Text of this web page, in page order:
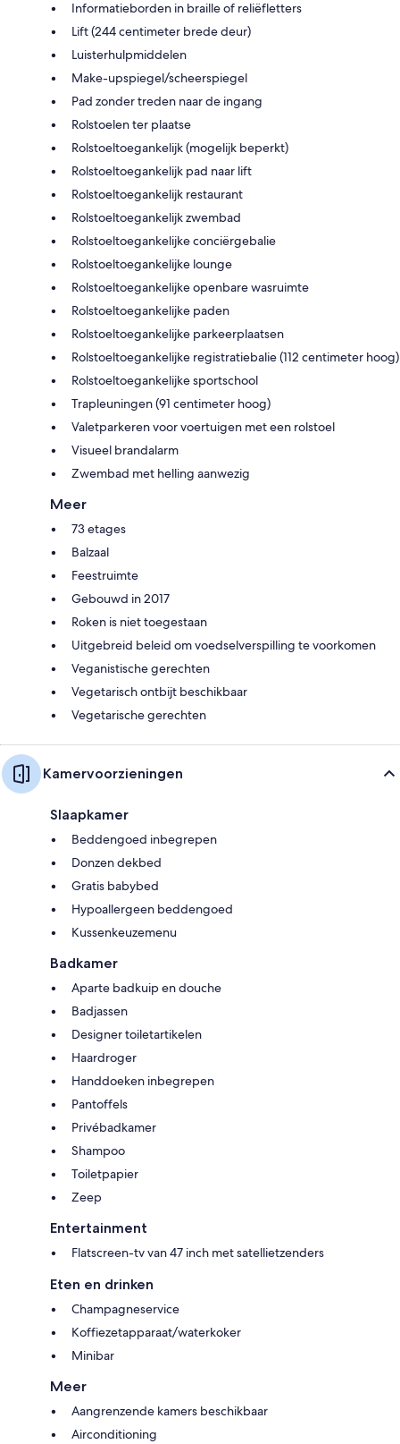
Informatieborden in braille of reliëfletters
Lift (244 centimeter brede deur)
Luisterhulpmiddelen
Make-upspiegel/scheerspiegel
Pad zonder treden naar de ingang
Rolstoelen ter plaatse
Rolstoeltoegankelijk (mogelijk beperkt)
Rolstoeltoegankelijk pad naar lift
Rolstoeltoegankelijk restaurant
Rolstoeltoegankelijk zwembad
Rolstoeltoegankelijke conciërgebalie
Rolstoeltoegankelijke lounge
Rolstoeltoegankelijke openbare wasruimte
Rolstoeltoegankelijke paden
Rolstoeltoegankelijke parkeerplaatsen
Rolstoeltoegankelijke registratiebalie (112 centimeter hoog)
Rolstoeltoegankelijke sportschool
Trapleuningen (91 centimeter hoog)
Valetparkeren voor voertuigen met een rolstoel
Visueel brandalarm
Zwembad met helling aanwezig
Meer
73 etages
Balzaal
Feestruimte
Gebouwd in 2017
Roken is niet toegestaan
Uitgebreid beleid om voedselverspilling te voorkomen
Veganistische gerechten
Vegetarisch ontbijt beschikbaar
Vegetarische gerechten
Kamervoorzieningen
Slaapkamer
Beddengoed inbegrepen
Donzen dekbed
Gratis babybed
Hypoallergeen beddengoed
Kussenkeuzemenu
Badkamer
Aparte badkuip en douche
Badjassen
Designer toiletartikelen
Haardroger
Handdoeken inbegrepen
Pantoffels
Privébadkamer
Shampoo
Toiletpapier
Zeep
Entertainment
Flatscreen-tv van 47 inch met satellietzenders
Eten en drinken
Champagneservice
Koffiezetapparaat/waterkoker
Minibar
Meer
Aangrenzende kamers beschikbaar
Airconditioning